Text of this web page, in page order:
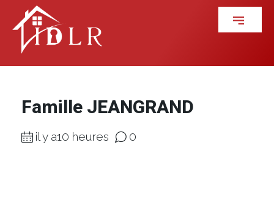
Famille JEANGRAND
il y a10 heures 0